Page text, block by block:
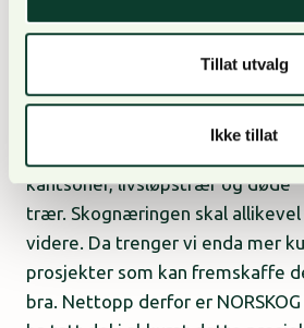
Tillat utvalg
Ikke tillat
økonomiske hensyn. Her har
betydelig utvikling de siste
nå langt bedre miljøhensyn enn
den flatehogde skogen som ble
kantsoner, livsløpstrær og døde
trær. Skognæringen skal
videre. Da trenger vi enda mer
prosjekter som kan fremskaffe
bra. Nettopp derfor er